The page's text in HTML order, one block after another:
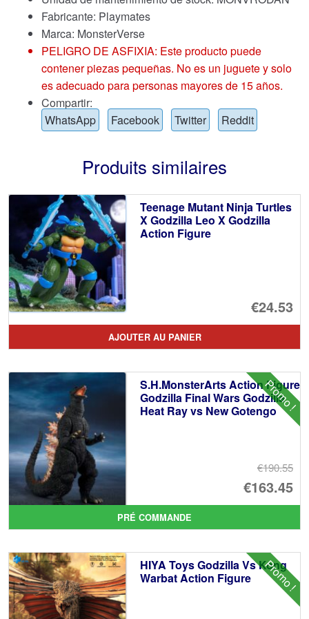
Fabricante: Playmates
Marca: MonsterVerse
PELIGRO DE ASFIXIA: Este producto puede
contener piezas pequeñas. No es un juguete y solo
es adecuado para personas mayores de 15 años.
Compartir:
WhatsApp
Facebook Twitter Reddit
Produits similaires
Teenage Mutant Ninja Turtles
X Godzilla Leo X Godzilla
Action Figure
€24.53
AJOUTER AU PANIER
Promo !
S.H.MonsterArts Action Figure
Godzilla Final Wars Godzilla
Heat Ray vs New Gotengo
€190.55
Le
€163.45
Le
PRÉ COMMANDE
Promo !
HIYA Toys Godzilla Vs Kong
Warbat Action Figure